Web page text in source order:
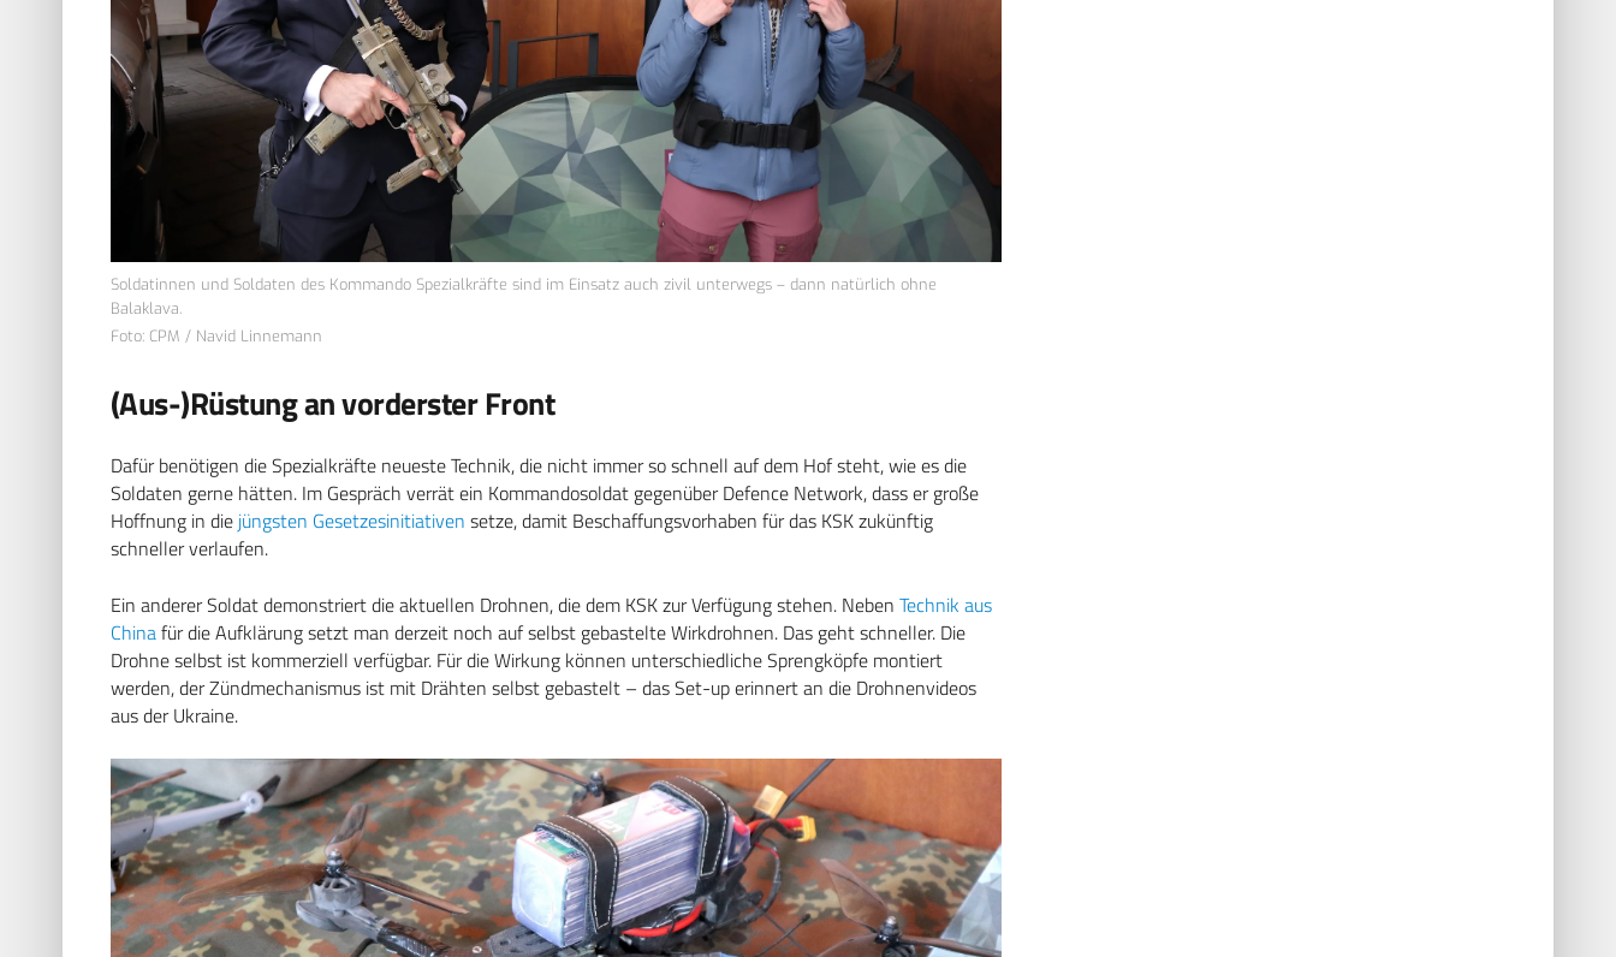
Soldatinnen und Soldaten des Kommando Spezialkräfte sind im Einsatz auch zivil unterwegs – dann natürlich ohne
Balaklava.
Foto: CPM / Navid Linnemann
(Aus-)Rüstung an vorderster Front
Dafür benötigen die Spezialkräfte neueste Technik, die nicht immer so schnell auf dem Hof steht, wie es die
Soldaten gerne hätten. Im Gespräch verrät ein Kommandosoldat gegenüber Defence Network, dass er große
Hoffnung in die jüngsten Gesetzesinitiativen setze, damit Beschaffungsvorhaben für das KSK zukünftig
schneller verlaufen.
Ein anderer Soldat demonstriert die aktuellen Drohnen, die dem KSK zur Verfügung stehen. Neben Technik aus
Chinafür die Aufklärung setzt man derzeit noch auf selbst gebastelte Wirkdrohnen. Das geht schneller. Die
Drohne selbst ist kommerziell verfügbar. Für die Wirkung können unterschiedliche Sprengköpfe montiert
werden, der Zündmechanismus ist mit Drähten selbst gebastelt – das Set-up erinnert an die Drohnenvideos
aus der Ukraine.